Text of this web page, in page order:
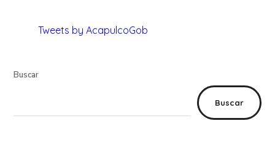
Tweets by AcapulcoGob
Buscar
Buscar